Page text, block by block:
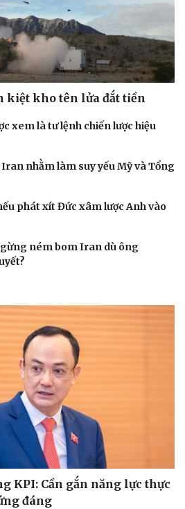
kiệt kho tên lửa đắt tiền
xem là tư lệnh chiến lược hiệu
Iran nhằm làm suy yếu Mỹ và Tổng
phát xít Đức xâm lược Anh vào
ném bom Iran dù ông
KPI: Cần gắn năng lực thực
đáng